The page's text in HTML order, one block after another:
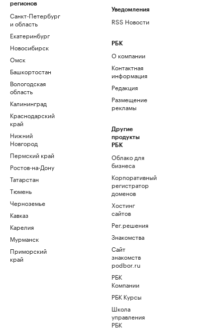
регионов
Санкт-Петербург
и область
Екатеринбург
Новосибирск
Омск
Башкортостан
Вологодская
область
Калининград
Краснодарский
край
Нижний
Новгород
Пермский край
Ростов-на-Дону
Татарстан
Тюмень
Черноземье
Кавказ
Карелия
Мурманск
Приморский
край
Уведомления
RSS Новости
РБК
О компании
Контактная
информация
Редакция
Размещение
рекламы
Другие
продукты
РБК
Облако для
бизнеса
Корпоративный
регистратор
доменов
Хостинг
сайтов
Рег.решения
Знакомства
Сайт
знакомств
podbor.ru
РБК
Компании
РБК Курсы
Школа
управления
РБК